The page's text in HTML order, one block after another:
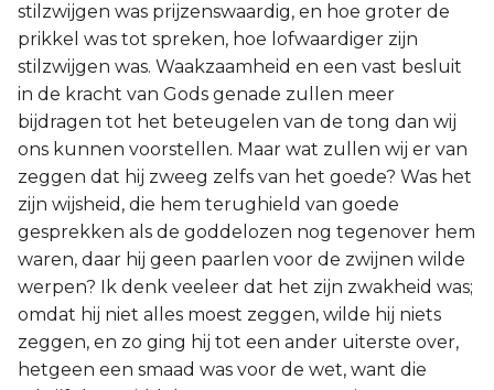
stilzwijgen was prijzenswaardig, en hoe groter de
prikkel was tot spreken, hoe lofwaardiger zijn
stilzwijgen was. Waakzaamheid en een vast besluit
in de kracht van Gods genade zullen meer
bijdragen tot het beteugelen van de tong dan wij
ons kunnen voorstellen. Maar wat zullen wij er van
zeggen dat hij zweeg zelfs van het goede? Was het
zijn wijsheid, die hem terughield van goede
gesprekken als de goddelozen nog tegenover hem
waren, daar hij geen paarlen voor de zwijnen wilde
werpen? Ik denk veeleer dat het zijn zwakheid was;
omdat hij niet alles moest zeggen, wilde hij niets
zeggen, en zo ging hij tot een ander uiterste over,
hetgeen een smaad was voor de wet, want die